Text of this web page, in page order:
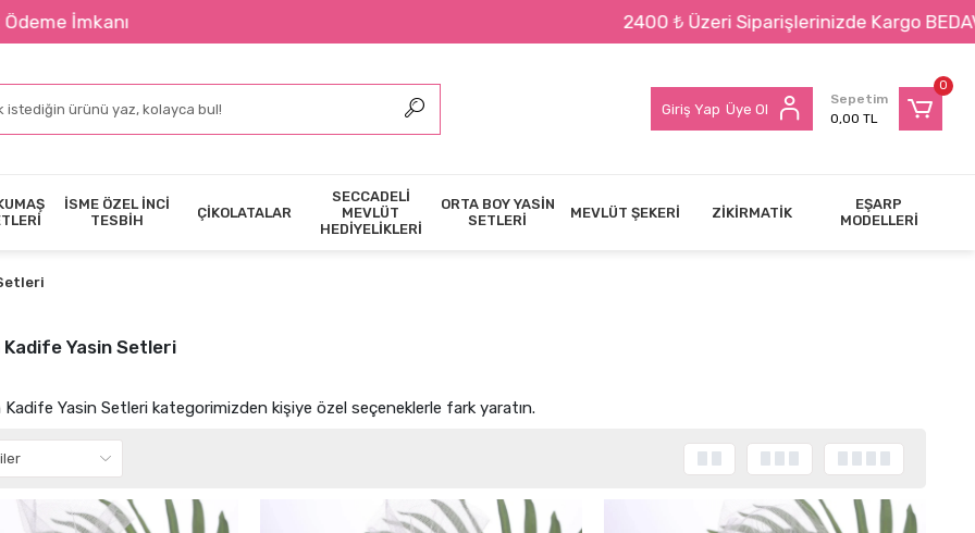
2400 ₺ Üzeri Siparişlerinizde Kargo BEDAVA !!!
Giriş Yap Üye Ol
0
Sepetim
0,00 TL
İSME ÖZEL İNCİ
TESBİH
ÇİKOLATALAR
SECCADELİ
MEVLÜT
HEDİYELİKLERİ
ORTA BOY YASİN
SETLERİ
MEVLÜT ŞEKERİ ZİKİRMATİK
EŞARP
MODELLERİ
Yasin Setleri
Yasin Setleri kategorimizden kişiye özel seçeneklerle fark yaratın.